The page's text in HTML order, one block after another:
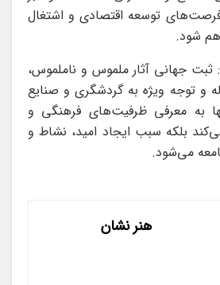
توسعه اقتصادی و اشتغال
شود.
ثبت جهانی آثار ملموس و ناملموس،
و توجه ویژه به گردشگری و صنایع
به معرفی ظرفیت‌های فرهنگی و
بلکه سبب ایجاد امید، نشاط و
می‌شود.
هنر نشان